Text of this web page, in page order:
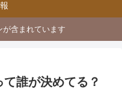
含まれています
誰が決めてる？